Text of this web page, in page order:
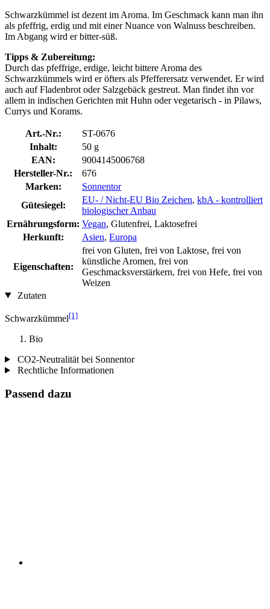
Schwarzkümmel ist dezent im Aroma. Im Geschmack kann man ihn
als pfeffrig, erdig und mit einer Nuance von Walnuss beschreiben.
Im Abgang wird er bitter-süß.
Tipps & Zubereitung:
Durch das pfeffrige, erdige, leicht bittere Aroma des
Schwarzkümmels wird er öfters als Pfefferersatz verwendet. Er wird
auch auf Fladenbrot oder Salzgebäck gestreut. Man findet ihn vor
allem in indischen Gerichten mit Huhn oder vegetarisch - in Pilaws,
Currys und Korams.
Art.-Nr.:
ST-0676
Inhalt:
50 g
EAN:
9004145006768
Hersteller-Nr.:
676
Marken:
Sonnentor
Gütesiegel:
EU- / Nicht-EU Bio Zeichen, kbA - kontrolliert
biologischer Anbau
Ernährungsform: Vegan, Glutenfrei, Laktosefrei
Herkunft:
Asien, Europa
Eigenschaften:
frei von Gluten, frei von Laktose, frei von
künstliche Aromen, frei von
Geschmacksverstärkern, frei von Hefe, frei von
Weizen
Zutaten
Schwarzkümmel[1]
Bio
CO2-Neutralität bei Sonnentor
Rechtliche Informationen
Passend dazu